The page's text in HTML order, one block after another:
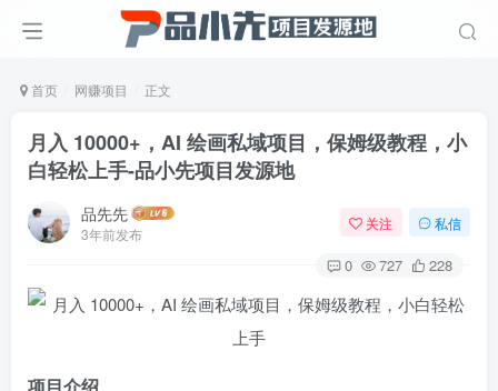
首页 网赚项目 正文
月入 10000+，AI 绘画私域项目，保姆级教程，小
白轻松上手-品小先项目发源地
品先先
3年前发布
关注 私信
0 727 228